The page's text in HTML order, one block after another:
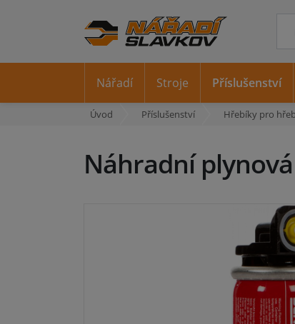
Úvod Příslušenství Hřebíky pro
Náhradní plynová
Nářadí Stroje Příslušenství